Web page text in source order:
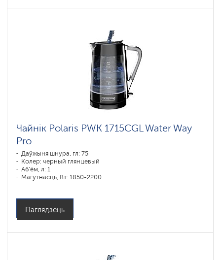
Чайнік Polaris PWK 1715CGL Water Way
Pro
Даўжыня шнура, гл: 75
Колер: черный глянцевый
Аб'ём, л: 1
Магутнасць, Вт: 1850-2200
Паглядзець